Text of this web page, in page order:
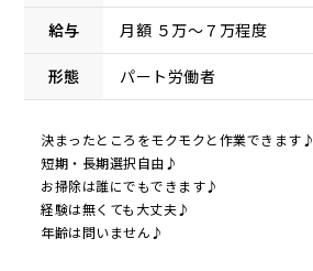
給与 月額 ５万～７万程度
形態 パート労働者
決まったところをモクモクと作業できます♪
短期・長期選択自由♪
お掃除は誰にでもできます♪
経験は無くても大丈夫♪
年齢は問いません♪